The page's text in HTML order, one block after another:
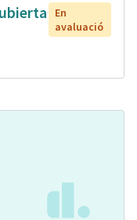
En
avaluació